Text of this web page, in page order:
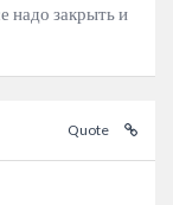
надо закрыть и
Quote